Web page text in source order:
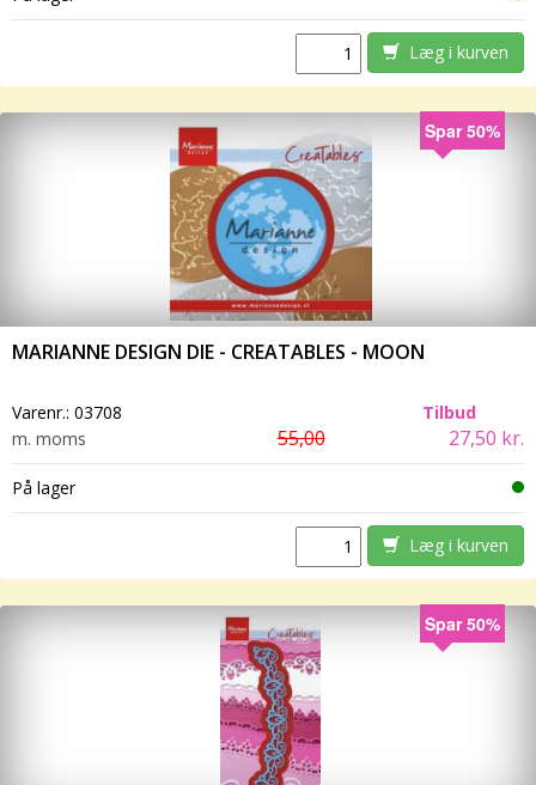
Læg i kurven
Spar 50%
MARIANNE DESIGN DIE - CREATABLES - MOON
Varenr.: 03708
Tilbud
m. moms
55,00 27,50 kr.
På lager
Læg i kurven
Spar 50%